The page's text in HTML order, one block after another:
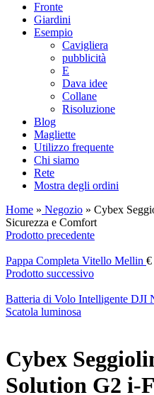
Fronte
Giardini
Esempio
Cavigliera
pubblicità
E
Dava idee
Collane
Risoluzione
Blog
Magliette
Utilizzo frequente
Chi siamo
Rete
Mostra degli ordini
Home » Negozio » Cybex
Sicurezza e Comfort
Prodotto precedente
Pappa Completa Vitello Mellin €
Prodotto successivo
Batteria di Volo Intelligente DJI
Scatola luminosa
Cybex
Solution G2 i-